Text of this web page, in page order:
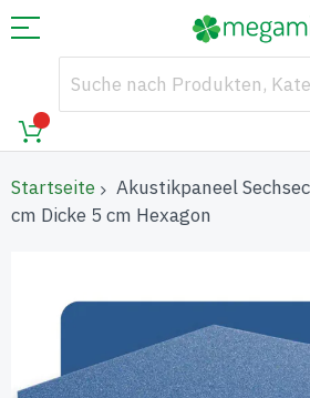
Startseite
Akustikpaneel
cm Dicke 5 cm Hexagon
Bildgalerie